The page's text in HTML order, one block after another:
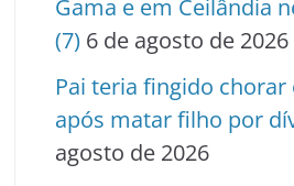
Gama e em Ceilândia
(7) 6 de agosto de 2026
Pai teria fingido
após matar filho por
agosto de 2026